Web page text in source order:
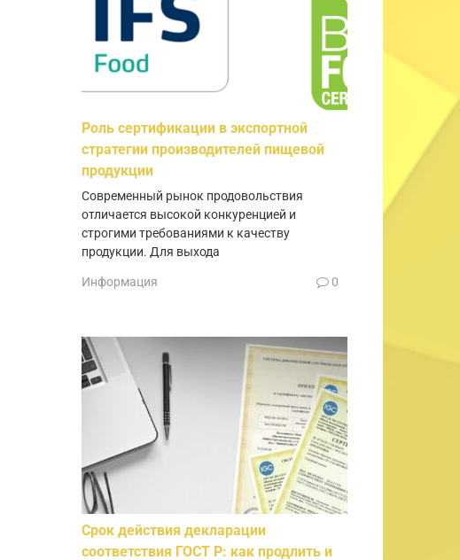
Роль сертификации в экспортной
стратегии производителей пищевой
продукции
Современный рынок продовольствия
отличается высокой конкуренцией и
строгими требованиями к качеству
продукции. Для выхода
Информация 0
Срок действия декларации
соответствия ГОСТ Р: как продлить и